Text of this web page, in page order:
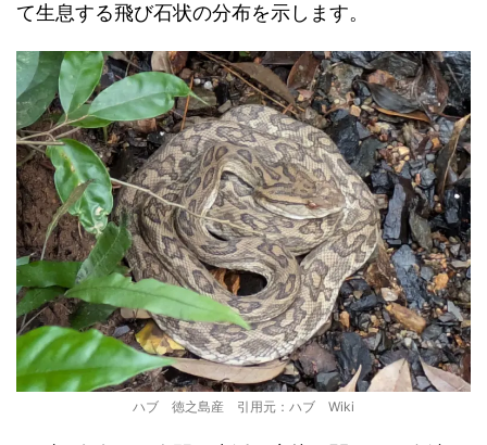
て生息する飛び石状の分布を示します。
ハブ 徳之島産 引用元：ハブ Wiki